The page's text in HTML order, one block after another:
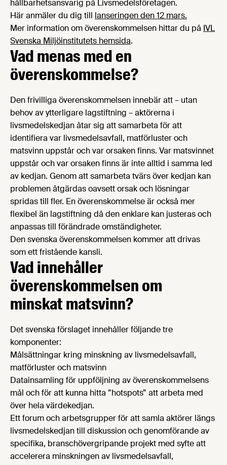
hållbarhetsansvarig på Livsmedelsföretagen.
Här anmäler du dig till lanseringen den 12 mars.
Mer information om överenskommelsen hittar du på IVL
Svenska Miljöinstitutets hemsida.
Vad menas med en
överenskommelse?
Den frivilliga överenskommelsen innebär att – utan
behov av ytterligare lagstiftning –aktörerna i
livsmedelskedjan åtar sig att samarbeta för att
identifiera var livsmedelsavfall, matförluster och
matsvinn uppstår och var orsaken finns. Var matsvinnet
uppstår och var orsaken finns är inte alltid i samma led
av kedjan. Genom att samarbeta tvärs över kedjan kan
problemen åtgärdas oavsett orsak och lösningar
spridas till fler. En överenskommelse är också mer
flexibel än lagstiftning då den enklare kan justeras och
anpassas till förändrade omständigheter.
Den svenska överenskommelsen kommer att drivas
som ett fristående kansli.
Vad innehåller
överenskommelsen om
minskat matsvinn?
Det svenska förslaget innehåller följande tre
komponenter:
Målsättningar kring minskning av livsmedelsavfall,
matförluster och matsvinn
Datainsamling för uppföljning av överenskommelsens
mål och för att kunna hitta ”hotspots” att arbeta med
över hela värdekedjan.
Ett forum och arbetsgrupper för att samla aktörer längs
livsmedelskedjan till diskussion och genomförande av
specifika, branschövergripande projekt med syfte att
accelerera minskningen av livsmedelsavfall,